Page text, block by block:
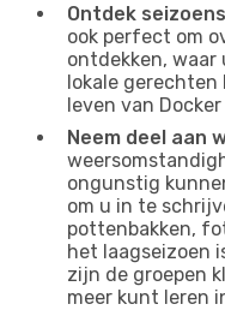
Ontdek
ook perfect om
ontdekken, waar
lokale
leven van
Neem deel aan
ongunstig
om u in te
pottenbakken,
het laagseizoen
zijn de groepen
meer kunt leren